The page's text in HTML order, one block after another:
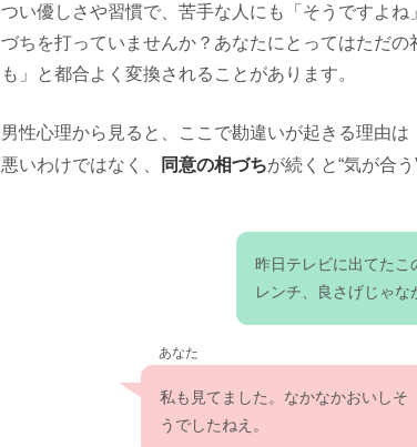
つい優しさや習慣で、苦手な人にも「そうですよ
づちを打っていませんか？あなたにとってはただ
も」と都合よく変換されることがあります。
男性心理から見ると、ここで勘違いが起きる理由
悪いわけではなく、
同意の相づちが続くと“気が合
昨日テレビに出てたこ
レンチ、良さげじゃな
あなた
私も見てました。なかなかおいしそ
うでしたねえ。